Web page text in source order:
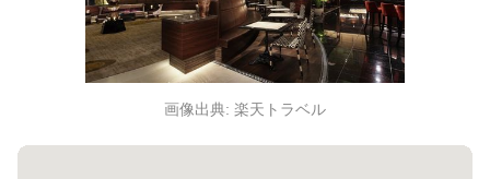
画像出典: 楽天トラベル